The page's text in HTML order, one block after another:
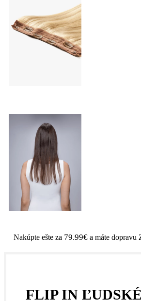
Nakúpte ešte za 79.99€ a máte
FLIP IN